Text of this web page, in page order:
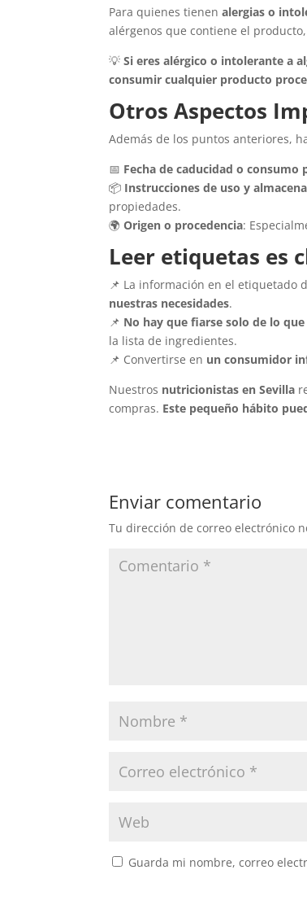
Para quienes tienenalergias o
alérgenos que contiene el
💡Si eres alérgico o intolerante a
consumir cualquier producto
Otros Aspectos
Además de los puntos anteriores,
📅 Fecha de caducidad o consumo
📦 Instrucciones de uso y
propiedades.
🌍Origen o procedencia:
Leer etiquetas es
📌 La información en el etiquetado
nuestras necesidades.
📌 No hay que fiarse solo de lo
la lista de ingredientes.
📌 Convertirse en un consumidor
Nuestros nutricionistas en Sevilla
compras. Este pequeño hábito
Enviar comentario
Tu dirección de correo electrónico
Guarda mi nombre, correo